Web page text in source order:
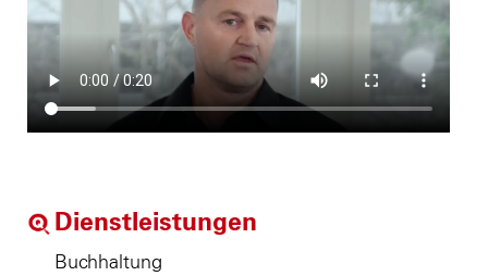
Dienstleistungen
Buchhaltung